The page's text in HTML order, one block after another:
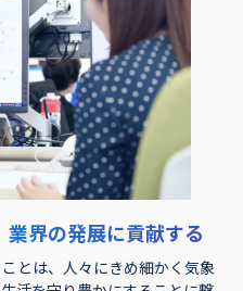
界の発展に貢献する
とは、人々にきめ細かく気象